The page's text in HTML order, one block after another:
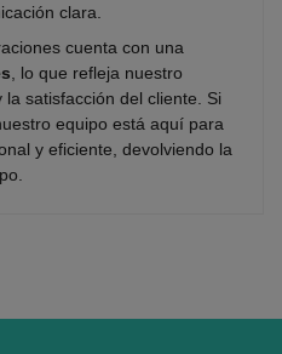
clara.
cuenta con una
, lo que refleja nuestro
satisfacción del cliente. Si
equipo está aquí para
y eficiente, devolviendo la